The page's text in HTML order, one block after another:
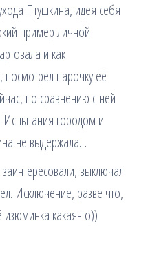
Птушкина, идея себя
пример личной
и как
посмотрел парочку её
по сравнению с ней
Испытания городом и
не выдержала…
выключал
Исключение, разве что,
какая-то))